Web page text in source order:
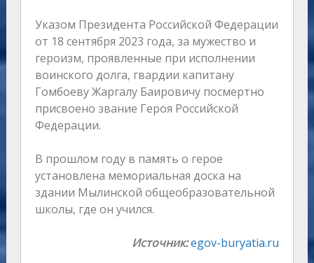
Указом Президента Российской Федерации
от 18 сентября 2023 года, за мужество и
героизм, проявленные при исполнении
воинского долга, гвардии капитану
Гомбоеву Жаргалу Баировичу посмертно
присвоено звание Героя Российской
Федерации.
В прошлом году в память о герое
установлена мемориальная доска на
здании Мылинской общеобразовательной
школы, где он учился.
Источник:egov-buryatia.ru